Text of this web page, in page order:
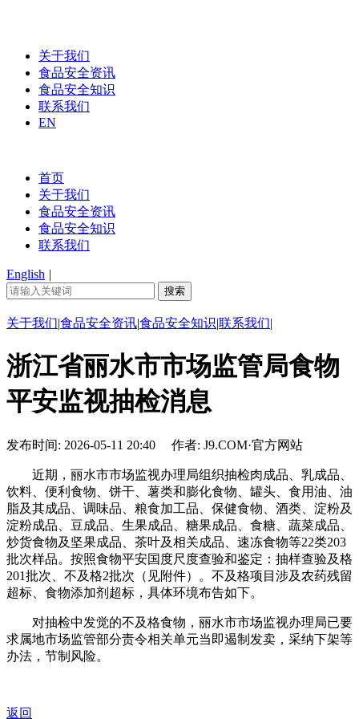
关于我们
食品安全资讯
食品安全知识
联系我们
EN
首页
关于我们
食品安全资讯
食品安全知识
联系我们
English |
关于我们|食品安全资讯|食品安全知识|联系我们|
浙江省丽水市市场监管局食物
平安监视抽检消息
发布时间: 2026-05-11 20:40 作者: J9.COM·官方网站
近期，丽水市市场监视办理局组织抽检肉成品、乳成品、
饮料、便利食物、饼干、薯类和膨化食物、罐头、食用油、油
脂及其成品、调味品、粮食加工品、保健食物、酒类、淀粉及
淀粉成品、豆成品、生果成品、糖果成品、食糖、蔬菜成品、
炒货食物及坚果成品、茶叶及相关成品、速冻食物等22类203
批次样品。按照食物平安国度尺度查验和鉴定：抽样查验及格
201批次、不及格2批次（见附件）。不及格项目涉及农药残留
超标、食物添加剂超标，具体环境布告如下。
对抽检中发觉的不及格食物，丽水市市场监视办理局已要
求属地市场监管部分责令相关单元当即遏制发卖，采纳下架等
办法，节制风险。
返回